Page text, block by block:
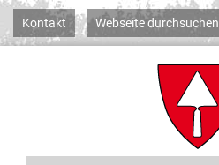
Kontakt Webseite durchsuchen